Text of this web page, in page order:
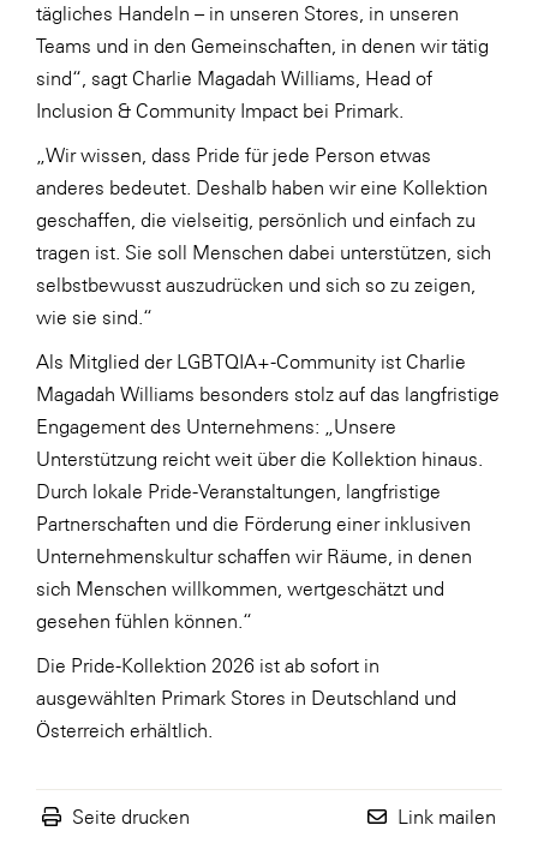
STIHL Tirol
TAG GmbH
VALETTA
Verband Druck Medien Österreich
Wirtschaftskammer Salzburg
WKS Fachgruppe Fahrzeughandel und
Fahrzeugtechnik
WK UBIT
Zühlke
Media
tägliches Handeln – in unseren Stores, in unseren
Teams und in den Gemeinschaften, in denen wir tätig
sind“, sagt Charlie Magadah Williams, Head of
Inclusion & Community Impact bei Primark.
„Wir wissen, dass Pride für jede Person etwas
anderes bedeutet. Deshalb haben wir eine Kollektion
geschaffen, die vielseitig, persönlich und einfach zu
tragen ist. Sie soll Menschen dabei unterstützen, sich
selbstbewusst auszudrücken und sich so zu zeigen,
wie sie sind.“
Als Mitglied der LGBTQIA+-Community ist Charlie
Magadah Williams besonders stolz auf das langfristige
Engagement des Unternehmens: „Unsere
Unterstützung reicht weit über die Kollektion hinaus.
Durch lokale Pride-Veranstaltungen, langfristige
Partnerschaften und die Förderung einer inklusiven
Unternehmenskultur schaffen wir Räume, in denen
sich Menschen willkommen, wertgeschätzt und
gesehen fühlen können.“
Die Pride-Kollektion 2026 ist ab sofort in
ausgewählten Primark Stores in Deutschland und
Österreich erhältlich.
Seite drucken Link mailen